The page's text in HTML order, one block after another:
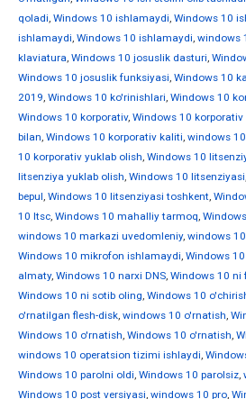
qoladi, Windows 10 ishlamaydi, Windows 10
ishlamaydi, Windows 10 ishlamaydi, windows
klaviatura, Windows 10 josuslik dasturi,
Windows 10 josuslik funksiyasi, Windows 10
2019, Windows 10 ko'rinishlari, Windows 10
Windows 10 korporativ, Windows 10
bilan, Windows 10 korporativ kaliti, windows
10 korporativ yuklab olish, Windows 10
litsenziya yuklab olish, Windows 10 litsenziyasi,
bepul, Windows 10 litsenziyasi toshkent,
10 ltsc, Windows 10 mahalliy tarmoq,
windows 10 markazi uvedomleniy, windows
Windows 10 mikrofon ishlamaydi, Windows
almaty, Windows 10 narxi DNS, Windows 10 ni
Windows 10 ni sotib oling, Windows 10
o'rnatilgan flesh-disk, windows 10 o'rnatish,
Windows 10 o'rnatish, Windows 10 o'rnatish,
windows 10 operatsion tizimi ishlaydi,
Windows 10 parolni oldi, Windows 10 parolsiz,
Windows 10 post versiyasi, windows 10 pro,